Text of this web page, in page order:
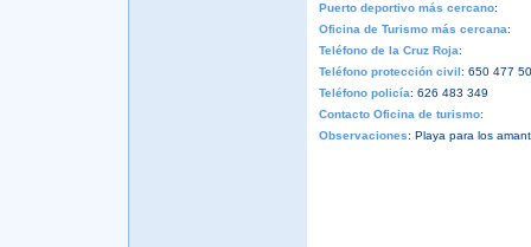
Puerto deportivo más cercano:
Oficina de Turismo más cercana:
Teléfono de la Cruz Roja:
Teléfono protección civil: 650 477
Teléfono policía: 626 483 349
Contacto Oficina de turismo:
Observaciones: Playa para los